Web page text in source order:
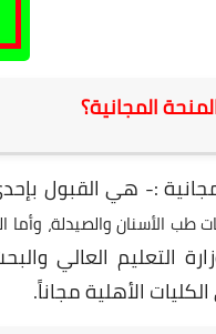
المجانية؟
:- هي القبول
والصيدلة، وأما الطلبة الذين معدلاتهم 95%
التعليم العالي
الأهلية مجاناً.